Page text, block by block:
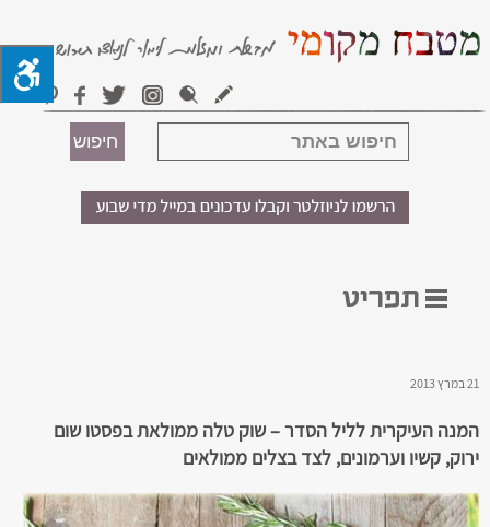
21 במרץ 2013
המנה העיקרית לליל הסדר – שוק טלה ממולאת בפסטו שום
ירוק, קשיו וערמונים, לצד בצלים ממולאים